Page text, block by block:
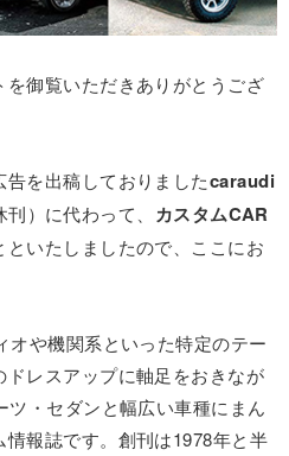
御覧いただきありがとうござ
を出稿しておりましたcaraudi
）に代わって、 カスタムCAR
いたしましたので、ここにお
オや機関系といった特定のテー
レスアップに軸足をおきなが
ツ・セダンと幅広い車種にまん
報誌です。創刊は1978年と半